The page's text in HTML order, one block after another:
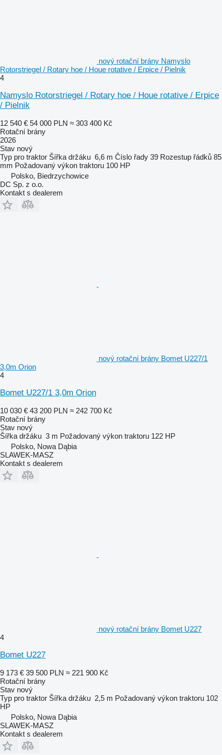
nový rotační brány Namyslo
Rotorstriegel / Rotary hoe / Houe rotative / Erpice / Pielnik
4
Namyslo Rotorstriegel / Rotary hoe / Houe rotative / Erpice
/ Pielnik
12 540 € 54 000 PLN ≈ 303 400 Kč
Rotační brány
2026
Stav nový
Typ pro traktor Šířka držáku 6,6 m Číslo řady 39 Rozestup řádků 85
mm Požadovaný výkon traktoru 100 HP
Polsko, Biedrzychowice
DC Sp. z o.o.
Kontakt s dealerem
nový rotační brány Bomet U227/1
3,0m Orion
4
Bomet U227/1 3,0m Orion
10 030 € 43 200 PLN ≈ 242 700 Kč
Rotační brány
Stav nový
Šířka držáku 3 m Požadovaný výkon traktoru 122 HP
Polsko, Nowa Dąbia
SLAWEK-MASZ
Kontakt s dealerem
nový rotační brány Bomet U227
4
Bomet U227
9 173 € 39 500 PLN ≈ 221 900 Kč
Rotační brány
Stav nový
Typ pro traktor Šířka držáku 2,5 m Požadovaný výkon traktoru 102
HP
Polsko, Nowa Dąbia
SLAWEK-MASZ
Kontakt s dealerem